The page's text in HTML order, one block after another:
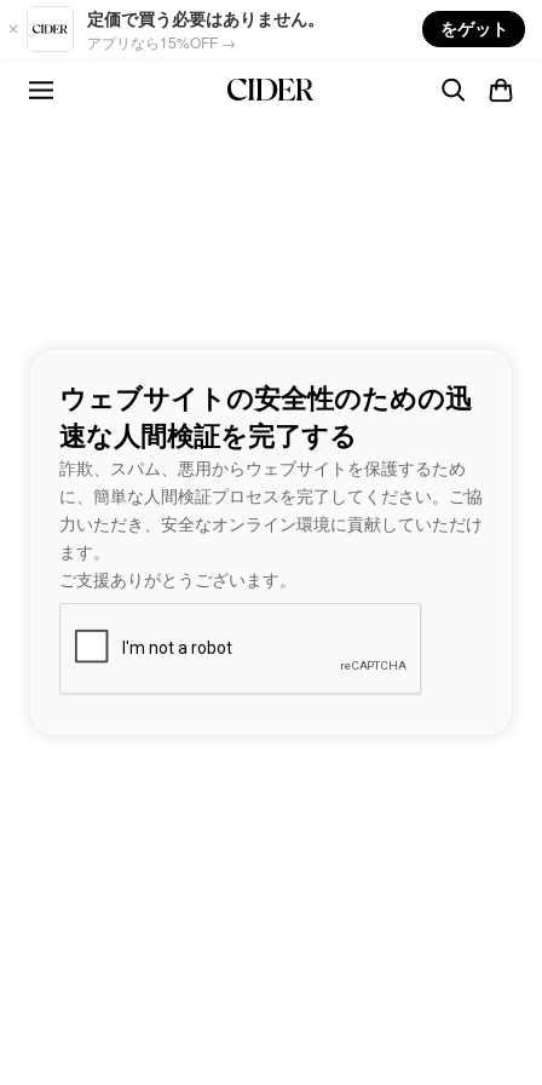
Skip to main content
定価で買う必要はありません。
アプリなら15%OFF →
をゲット
ウェブサイトの安全性のための迅
速な人間検証を完了する
詐欺、スパム、悪用からウェブサイトを保護するため
に、簡単な人間検証プロセスを完了してください。ご協
力いただき、安全なオンライン環境に貢献していただけ
ます。
ご支援ありがとうございます。